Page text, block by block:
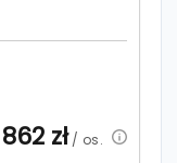
zł/ os.